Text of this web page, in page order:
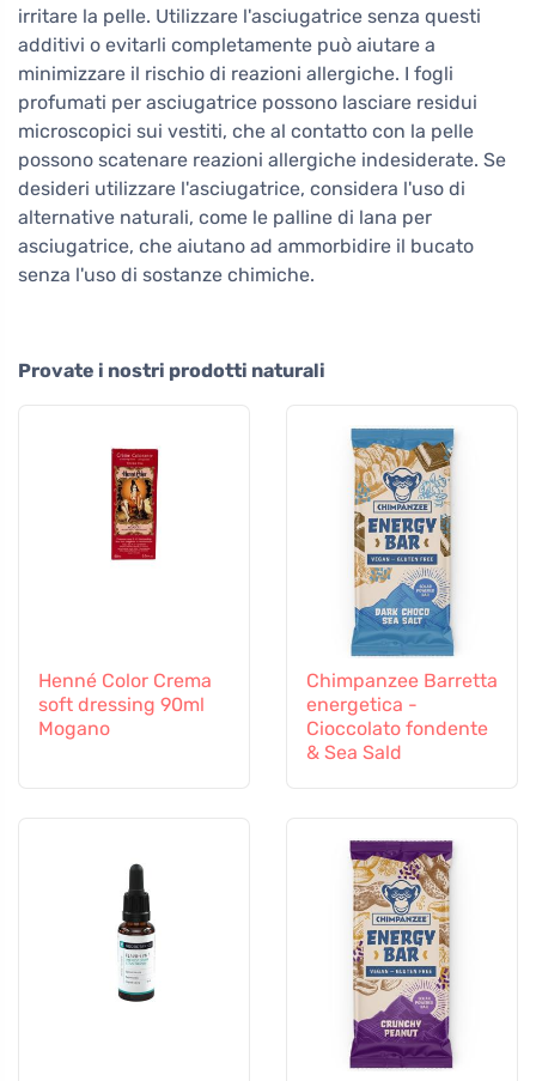
irritare la pelle. Utilizzare l'asciugatrice senza questi
additivi o evitarli completamente può aiutare a
minimizzare il rischio di reazioni allergiche. I fogli
profumati per asciugatrice possono lasciare residui
microscopici sui vestiti, che al contatto con la pelle
possono scatenare reazioni allergiche indesiderate. Se
desideri utilizzare l'asciugatrice, considera l'uso di
alternative naturali, come le palline di lana per
asciugatrice, che aiutano ad ammorbidire il bucato
senza l'uso di sostanze chimiche.
Provate i nostri prodotti naturali
Henné Color Crema
soft dressing 90ml
Mogano
Chimpanzee Barretta
energetica -
Cioccolato fondente
& Sea Sald